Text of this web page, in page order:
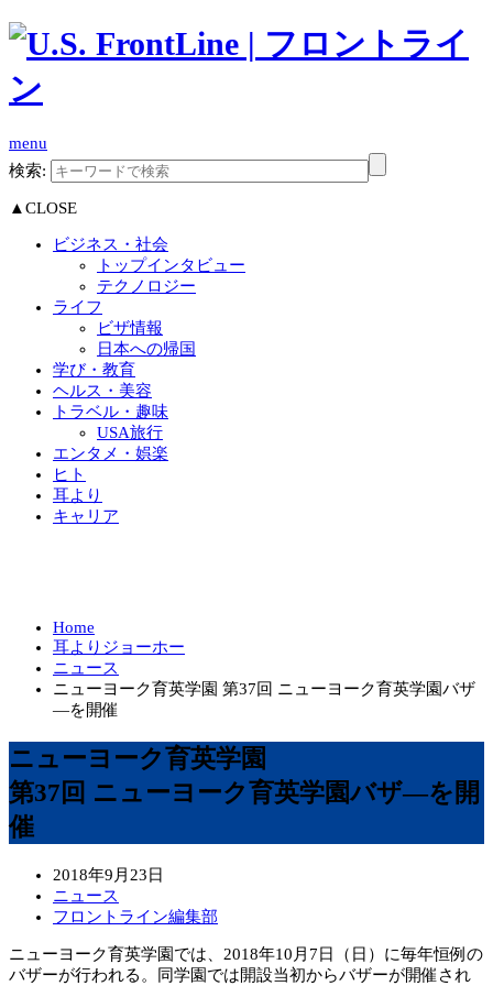
menu
検索:
▲CLOSE
ビジネス・社会
トップインタビュー
テクノロジー
ライフ
ビザ情報
日本への帰国
学び・教育
ヘルス・美容
トラベル・趣味
USA旅行
エンタメ・娯楽
ヒト
耳より
キャリア
Home
耳よりジョーホー
ニュース
ニューヨーク育英学園 第37回 ニューヨーク育英学園バザ
―を開催
ニューヨーク育英学園
第37回 ニューヨーク育英学園バザ―を開
催
2018年9月23日
ニュース
フロントライン編集部
ニューヨーク育英学園では、2018年10月7日（日）に毎年恒例の
バザーが行われる。同学園では開設当初からバザーが開催され